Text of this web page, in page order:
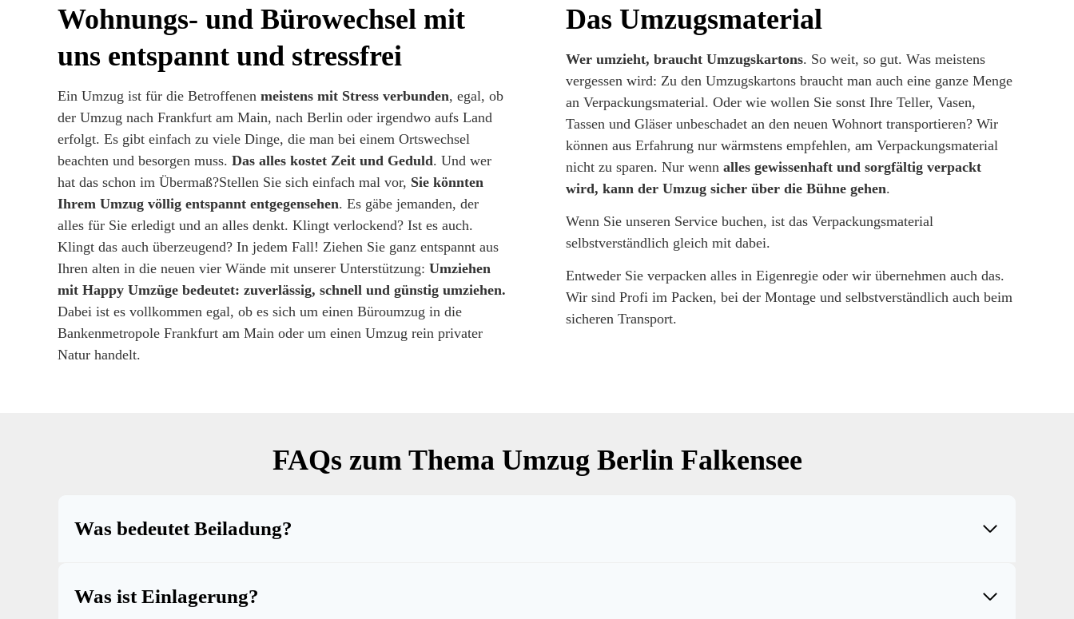
Wohnungs- und Bürowechsel mit
uns entspannt und stressfrei
Ein Umzug ist für die Betroffenen meistens mit Stress verbunden, egal, ob
der Umzug nach Frankfurt am Main, nach Berlin oder irgendwo aufs Land
erfolgt. Es gibt einfach zu viele Dinge, die man bei einem Ortswechsel
beachten und besorgen muss. Das alles kostet Zeit und Geduld. Und wer
hat das schon im Übermaß?Stellen Sie sich einfach mal vor, Sie könnten
Ihrem Umzug völlig entspannt entgegensehen. Es gäbe jemanden, der
alles für Sie erledigt und an alles denkt. Klingt verlockend? Ist es auch.
Klingt das auch überzeugend? In jedem Fall! Ziehen Sie ganz entspannt aus
Ihren alten in die neuen vier Wände mit unserer Unterstützung: Umziehen
mit Happy Umzüge bedeutet: zuverlässig, schnell und günstig umziehen.
Dabei ist es vollkommen egal, ob es sich um einen Büroumzug in die
Bankenmetropole Frankfurt am Main oder um einen Umzug rein privater
Natur handelt.
Das Umzugsmaterial
Wer umzieht, braucht Umzugskartons. So weit, so gut. Was meistens
vergessen wird: Zu den Umzugskartons braucht man auch eine ganze Menge
an Verpackungsmaterial. Oder wie wollen Sie sonst Ihre Teller, Vasen,
Tassen und Gläser unbeschadet an den neuen Wohnort transportieren? Wir
können aus Erfahrung nur wärmstens empfehlen, am Verpackungsmaterial
nicht zu sparen. Nur wenn alles gewissenhaft und sorgfältig verpackt
wird, kann der Umzug sicher über die Bühne gehen.
Wenn Sie unseren Service buchen, ist das Verpackungsmaterial
selbstverständlich gleich mit dabei.
Entweder Sie verpacken alles in Eigenregie oder wir übernehmen auch das.
Wir sind Profi im Packen, bei der Montage und selbstverständlich auch beim
sicheren Transport.
FAQs zum Thema Umzug Berlin Falkensee
Was bedeutet Beiladung?
Was ist Einlagerung?